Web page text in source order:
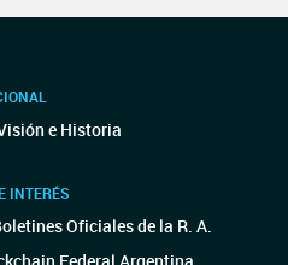
e Historia
INTERÉS
Oficiales de la R. A.